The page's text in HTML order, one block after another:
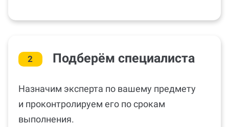
2 Подберём специалиста
Назначим эксперта по вашему предмету
и проконтролируем его по срокам
выполнения.